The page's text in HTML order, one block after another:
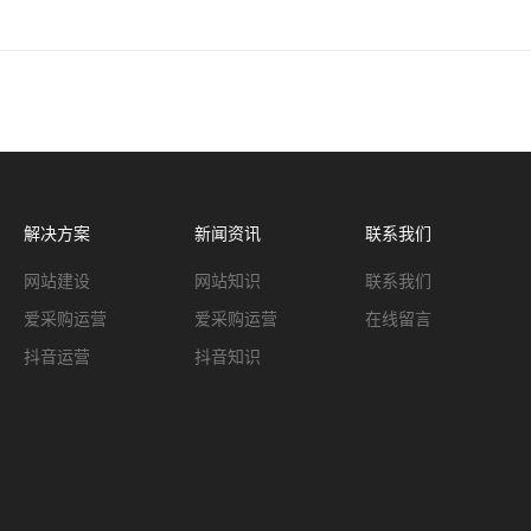
解决方案
网站建设
爱采购运营
抖音运营
新闻资讯
网站知识
爱采购运营
抖音知识
联系我们
联系我们
在线留言